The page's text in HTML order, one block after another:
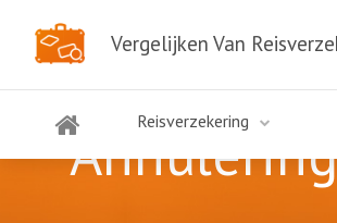
Vergelijken Van
Reisverzekering